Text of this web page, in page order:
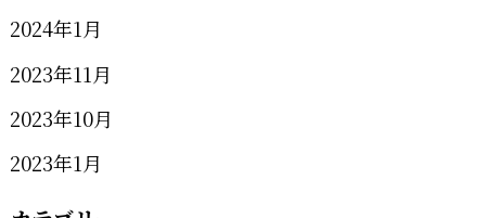
2024年1月
2023年11月
2023年10月
2023年1月